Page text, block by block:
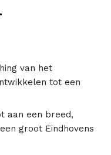
van het
tot een
aan een breed,
groot Eindhovens